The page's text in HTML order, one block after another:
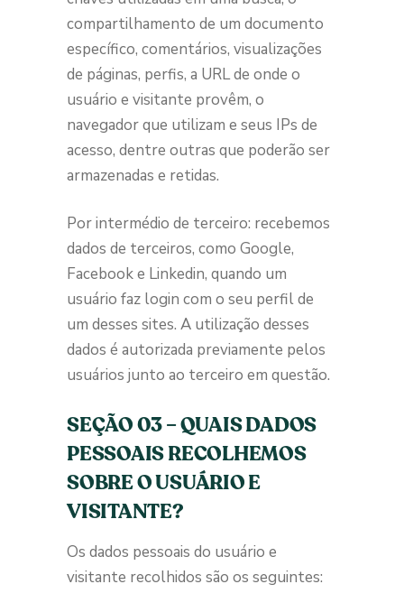
compartilhamento de um documento
específico, comentários, visualizações
de páginas, perfis, a URL de onde o
usuário e visitante provêm, o
navegador que utilizam e seus IPs de
acesso, dentre outras que poderão ser
armazenadas e retidas.
Por intermédio de terceiro: recebemos
dados de terceiros, como Google,
Facebook e Linkedin, quando um
usuário faz login com o seu perfil de
um desses sites. A utilização desses
dados é autorizada previamente pelos
usuários junto ao terceiro em questão.
SEÇÃO 03 – QUAIS DADOS
PESSOAIS RECOLHEMOS
SOBRE O USUÁRIO E
VISITANTE?
Os dados pessoais do usuário e
visitante recolhidos são os seguintes: